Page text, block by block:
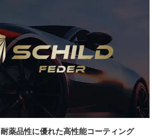
耐薬品性に優れた高性能コーティング